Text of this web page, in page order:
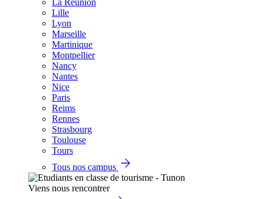
La Réunion
Lille
Lyon
Marseille
Martinique
Montpellier
Nancy
Nantes
Nice
Paris
Reims
Rennes
Strasbourg
Toulouse
Tours
Tous nos campus
Viens nous rencontrer